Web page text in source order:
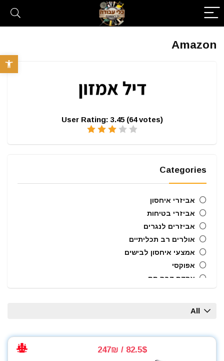
פתח
Amazon
User Rating: 3.45 (64votes)
Categories
אביזרי איחסון
אביזרי בטיחות
אביזרים לנגרים
אולרים רב תכליתיים
אמצעי איחסון לבישים
אפוקסי
אקדח דבק חם
All
82.5$ / 247₪